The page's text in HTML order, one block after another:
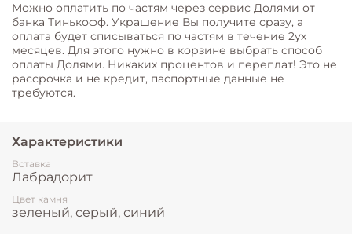
Можно оплатить по частям через сервис Долями от
банка Тинькофф. Украшение Вы получите сразу, а
оплата будет списываться по частям в течение 2ух
месяцев. Для этого нужно в корзине выбрать способ
оплаты Долями. Никаких процентов и переплат! Это не
рассрочка и не кредит, паспортные данные не
требуются.
Характеристики
Вставка
Лабрадорит
Цвет камня
зеленый, серый, синий